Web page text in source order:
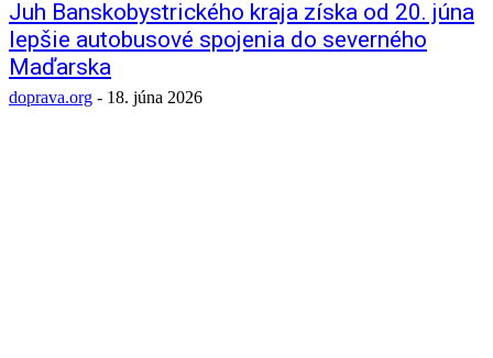
Juh Banskobystrického kraja získa od 20. júna
lepšie autobusové spojenia do severného
Maďarska
doprava.org - 18. júna 2026